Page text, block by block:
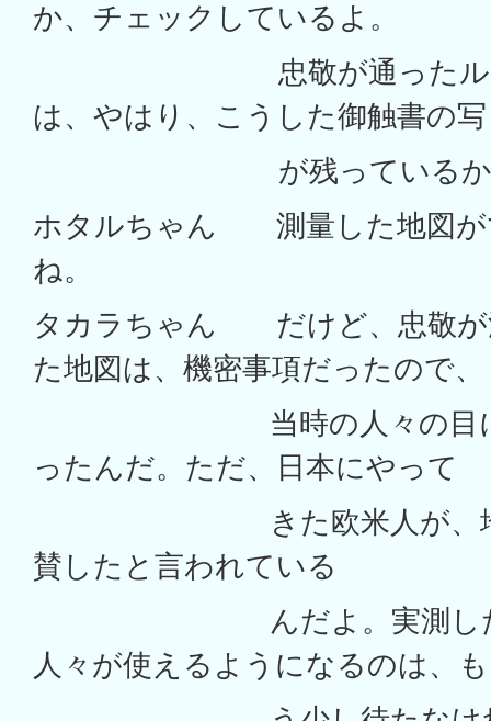
か、チェックしているよ。
忠敬が通ったルート
は、やはり、こうした御触書の
が残っているからわ
ホタルちゃん 測量した地図が
ね。
タカラちゃん だけど、忠敬が
た地図は、機密事項だったので、
当時の人々の目に触
ったんだ。ただ、日本にやって
きた欧米人が、地図
賛したと言われている
んだよ。実測した地
人々が使えるようになるのは、も